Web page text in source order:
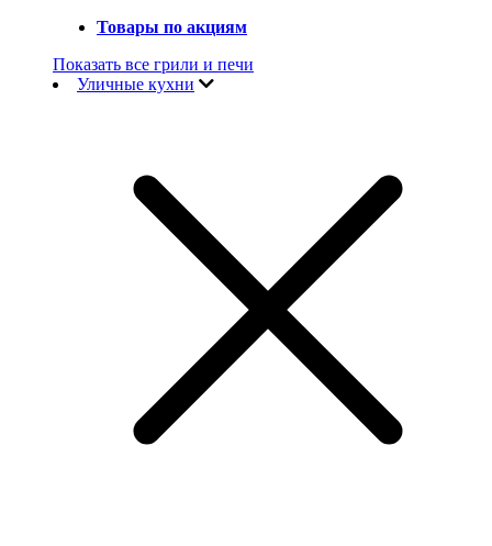
Товары по акциям
Показать все грили и печи
Уличные кухни